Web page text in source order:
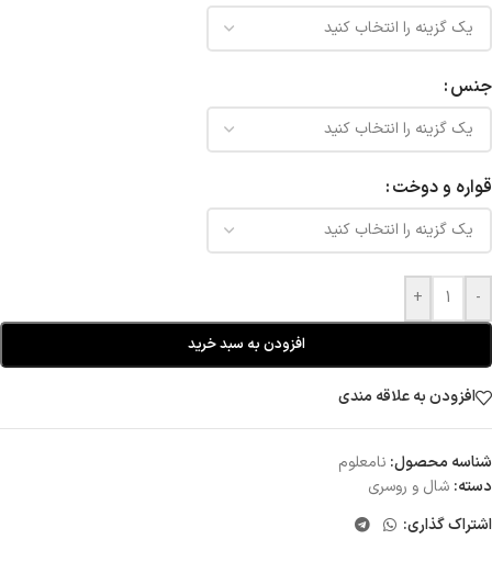
جنس
قواره و دوخت
-
+
افزودن به سبد خرید
افزودن به علاقه مندی
شناسه محصول: نامعلوم
دسته: شال و روسری
اشتراک گذاری: